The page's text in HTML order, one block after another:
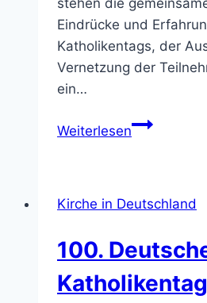
Eindrücke und
Katholikentags, der
Vernetzung der
ein…
WeiterlesenEinladung
Kirche in Deutschland
100.